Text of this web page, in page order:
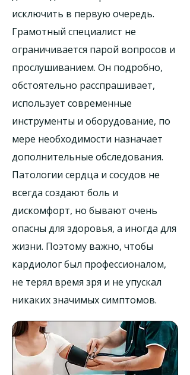
исключить в первую очередь.
Грамотный специалист не
ограничивается парой вопросов и
прослушиванием. Он подробно,
обстоятельно расспрашивает,
использует современные
инструменты и оборудование, по
мере необходимости назначает
дополнительные обследования.
Патологии сердца и сосудов не
всегда создают боль и
дискомфорт, но бывают очень
опасны для здоровья, а иногда для
жизни. Поэтому важно, чтобы
кардиолог был профессионалом,
не терял время зря и не упускал
никаких значимых симптомов.